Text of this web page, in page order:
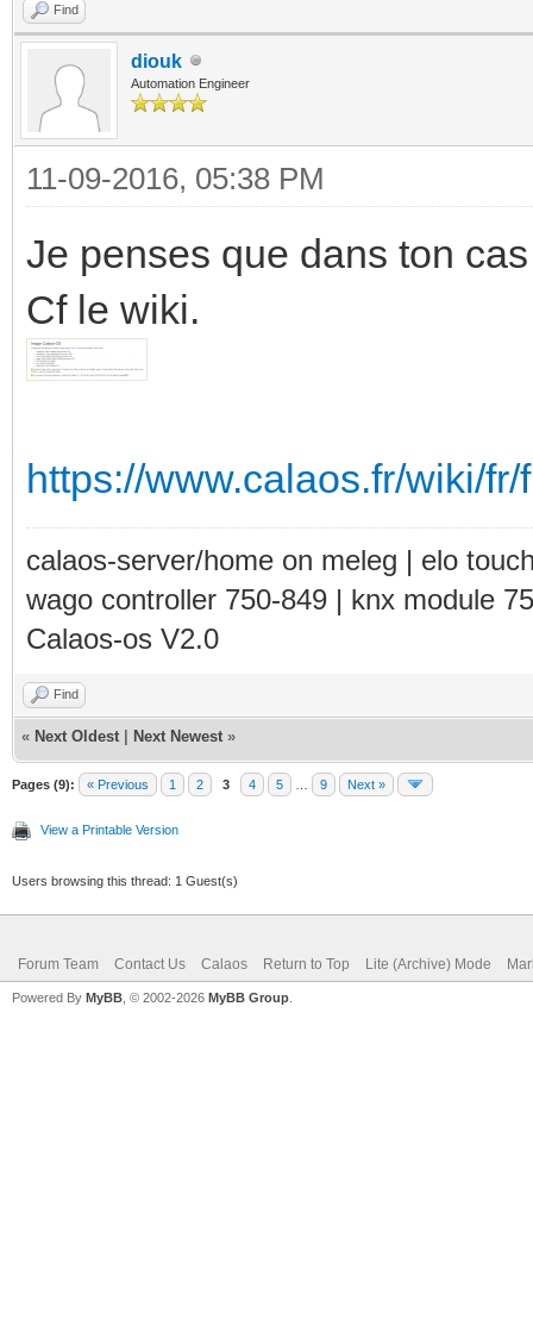
Find
diouk
Automation Engineer
11-09-2016, 05:38 PM
Je penses que dans ton
Cf le wiki.
https://www.calaos.fr/wiki/
calaos-server/home on meleg | elo
wago controller 750-849 | knx module
Calaos-os V2.0
Find
« Next Oldest Next Newest »
Pages (9): « Previous 1 2 3 4 5 9 Next »
View a Printable Version
Users browsing this thread: 1 Guest(s)
Forum Team Contact Us Calaos Return to Top Lite (Archive) Mode
Powered By MyBB , © 2002-2026 MyBB Group